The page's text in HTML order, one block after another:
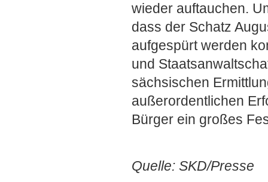
wieder auftauchen.
dass der Schatz
aufgespürt werden
und
sächsischen
außerordentlichen
Bürger ein großes
Quelle: SKD/Presse